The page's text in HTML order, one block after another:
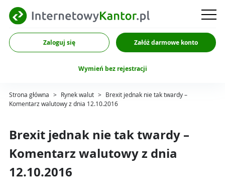
Zaloguj się Załóż darmowe konto
Wymień bez rejestracji
Strona główna > Rynek walut > Brexit jednak nie tak twardy –
Komentarz walutowy z dnia 12.10.2016
Brexit jednak nie tak twardy –
Komentarz walutowy z dnia
12.10.2016